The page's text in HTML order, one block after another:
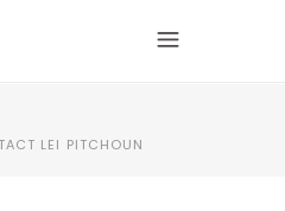
LEI PITCHOUN